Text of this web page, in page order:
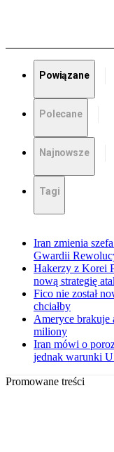
Powiązane
Polecane
Najnowsze
Tagi
Iran zmienia
Gwardii
Hakerzy z Korei
nową strategię
Fico nie został
chciałby
Ameryce brakuje
miliony
Iran mówi o
jednak warunki
Promowane treści